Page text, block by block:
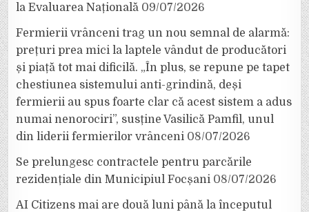
la Evaluarea Națională 09/07/2026
Fermierii vrânceni trag un nou semnal de alarmă:
prețuri prea mici la laptele vândut de producători
și piață tot mai dificilă. „În plus, se repune pe tapet
chestiunea sistemului anti-grindină, deși
fermierii au spus foarte clar că acest sistem a adus
numai nenorociri”, susține Vasilică Pamfil, unul
din liderii fermierilor vrânceni 08/07/2026
Se prelungesc contractele pentru parcările
rezidențiale din Municipiul Focșani 08/07/2026
AI Citizens mai are două luni până la începutul